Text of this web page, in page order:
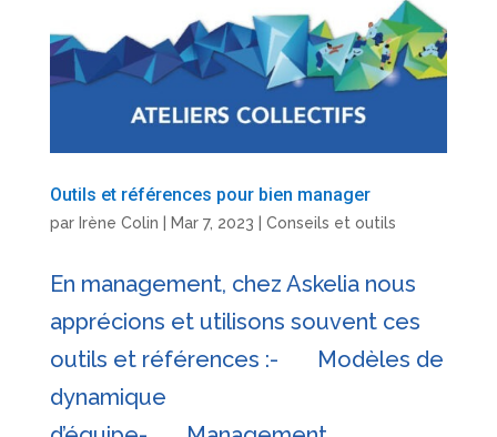
Outils et références pour bien manager
par Irène Colin Mar 7, 2023 Conseils et outils
En management, chez Askelia nous
apprécions et utilisons souvent ces
outils et références :- Modèles de
dynamique